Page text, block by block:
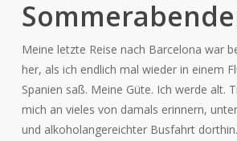
Meine letzte Reise nach Barcelona war
her, als ich endlich mal wieder in einem
Spanien saß. Meine Güte. Ich werde alt.
mich an vieles von damals erinnern,
und alkoholangereichter Busfahrt